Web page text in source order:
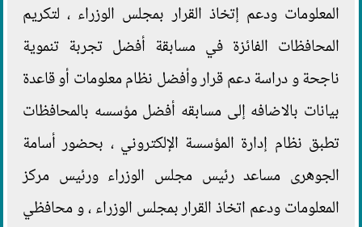
المعلومات ودعم إتخاذ القرار بمجلس الوزراء ، لتكريم
المحافظات الفائزة في مسابقة أفضل تجربة تنموية
ناجحة و دراسة دعم قرار وأفضل نظام معلومات أو قاعدة
بيانات بالاضافه إلى مسابقه أفضل مؤسسه بالمحافظات
تطبق نظام إدارة المؤسسة الإلكتروني ، بحضور أسامة
الجوهرى مساعد رئيس مجلس الوزراء ورئيس مركز
المعلومات ودعم اتخاذ القرار بمجلس الوزراء ، و محافظي